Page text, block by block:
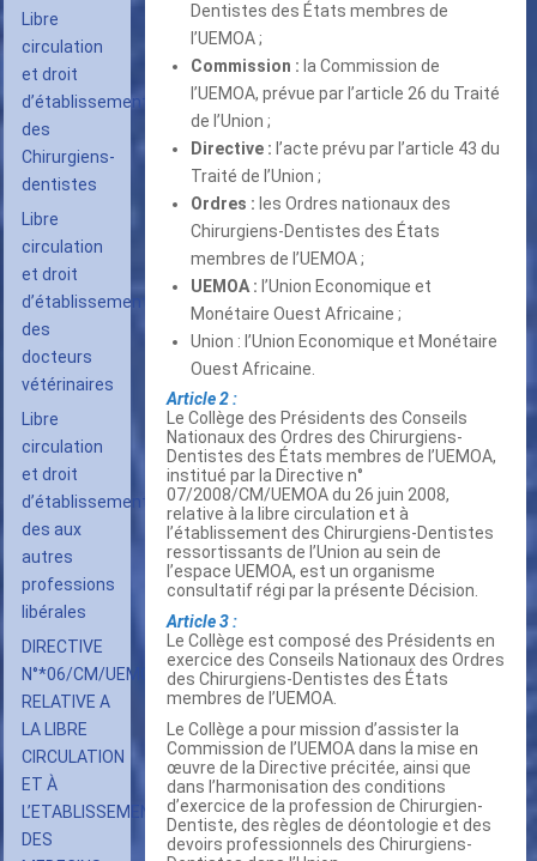
Libre
circulation
et droit
d’établissement
des
Chirurgiens-
dentistes
Libre
circulation
et droit
d’établissement
des
docteurs
vétérinaires
Libre
circulation
et droit
d’établissement
des aux
autres
professions
libérales
DIRECTIVE
N°*06/CM/UEMOA
RELATIVE A
LA LIBRE
CIRCULATION
ET À
L’ETABLISSEMENT
DES
Dentistes des États membres de
l’UEMOA ;
Commission : la Commission de
l’UEMOA, prévue par l’article 26 du Traité
de l’Union ;
Directive : l’acte prévu par l’article 43 du
Traité de l’Union ;
Ordres : les Ordres nationaux des
Chirurgiens-Dentistes des États
membres de l’UEMOA ;
UEMOA : l’Union Economique et
Monétaire Ouest Africaine ;
Union : l’Union Economique et Monétaire
Ouest Africaine.
Article 2 :
Le Collège des Présidents des Conseils
Nationaux des Ordres des Chirurgiens-
Dentistes des États membres de l’UEMOA,
institué par la Directive n°
07/2008/CM/UEMOA du 26 juin 2008,
relative à la libre circulation et à
l’établissement des Chirurgiens-Dentistes
ressortissants de l’Union au sein de
l’espace UEMOA, est un organisme
consultatif régi par la présente Décision.
Article 3 :
Le Collège est composé des Présidents en
exercice des Conseils Nationaux des Ordres
des Chirurgiens-Dentistes des États
membres de l’UEMOA.
Le Collège a pour mission d’assister la
Commission de l’UEMOA dans la mise en
œuvre de la Directive précitée, ainsi que
dans l’harmonisation des conditions
d’exercice de la profession de Chirurgien-
Dentiste, des règles de déontologie et des
devoirs professionnels des Chirurgiens-